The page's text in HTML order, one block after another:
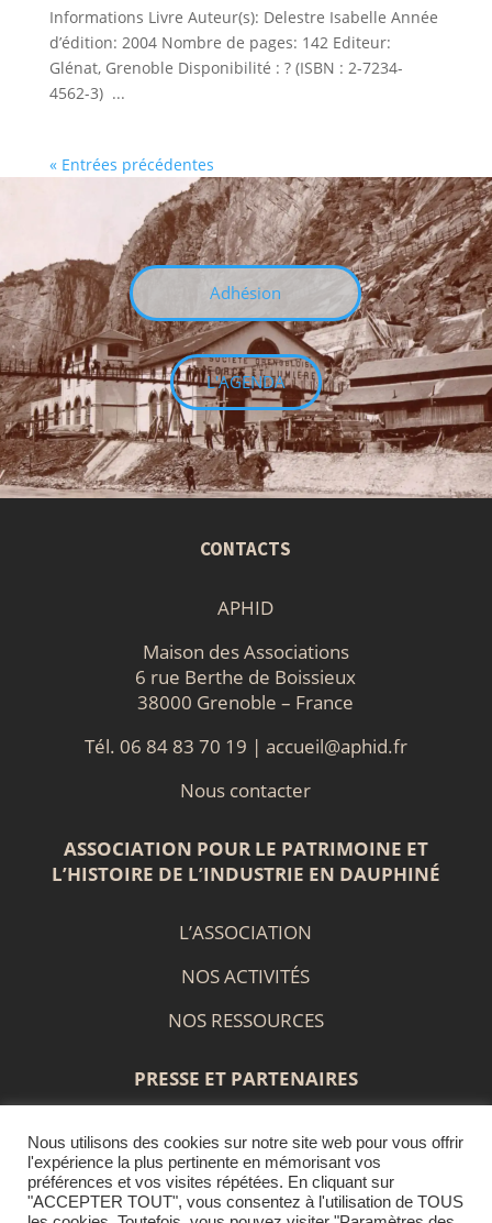
Informations Livre Auteur(s): Delestre Isabelle Année
d’édition: 2004 Nombre de pages: 142 Editeur:
Glénat, Grenoble Disponibilité : ? (ISBN : 2-7234-
4562-3) ...
« Entrées précédentes
Adhésion
L'AGENDA
CONTACTS
APHID
Maison des Associations
6 rue Berthe de Boissieux
38000 Grenoble – France
Tél. 06 84 83 70 19 | accueil@aphid.fr
Nous contacter
ASSOCIATION POUR LE PATRIMOINE ET
L’HISTOIRE DE L’INDUSTRIE EN DAUPHINÉ
L’ASSOCIATION
NOS ACTIVITÉS
NOS RESSOURCES
PRESSE ET PARTENAIRES
PRESS BOOK
LIENS ET PARTENAIRES
Nous utilisons des cookies sur notre site web pour vous offrir
l'expérience la plus pertinente en mémorisant vos
préférences et vos visites répétées. En cliquant sur
"ACCEPTER TOUT", vous consentez à l'utilisation de TOUS